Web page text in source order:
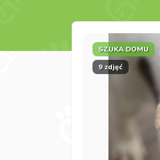
SZUKA DOMU
9 zdjęć